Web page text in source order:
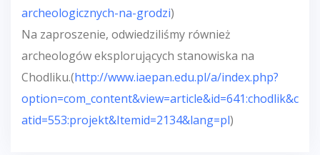
archeologicznych-na-grodzi)
Na zaproszenie, odwiedziliśmy również
archeologów eksplorujących stanowiska na
Chodliku.(http://www.iaepan.edu.pl/a/index.php?
option=com_content&view=article&id=641:chodlik&c
atid=553:projekt&Itemid=2134&lang=pl)